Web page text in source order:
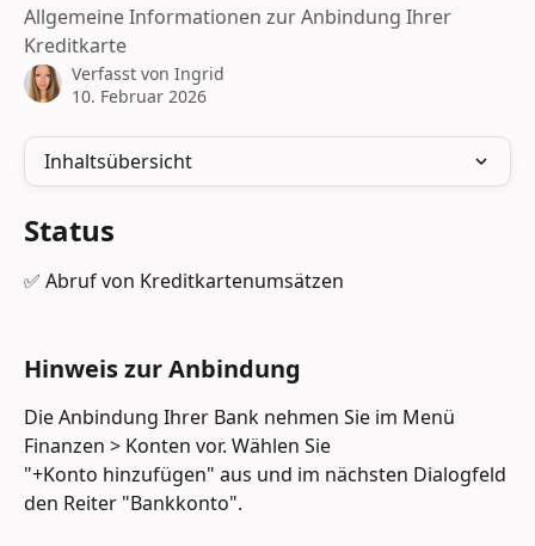
Allgemeine Informationen zur Anbindung Ihrer
Kreditkarte
Verfasst von Ingrid
10. Februar 2026
Inhaltsübersicht
Status
✅ Abruf von Kreditkartenumsätzen
Hinweis zur Anbindung
Die Anbindung Ihrer Bank nehmen Sie im Menü
Finanzen > Konten vor. Wählen Sie
"+Konto hinzufügen" aus und im nächsten Dialogfeld
den Reiter "Bankkonto".